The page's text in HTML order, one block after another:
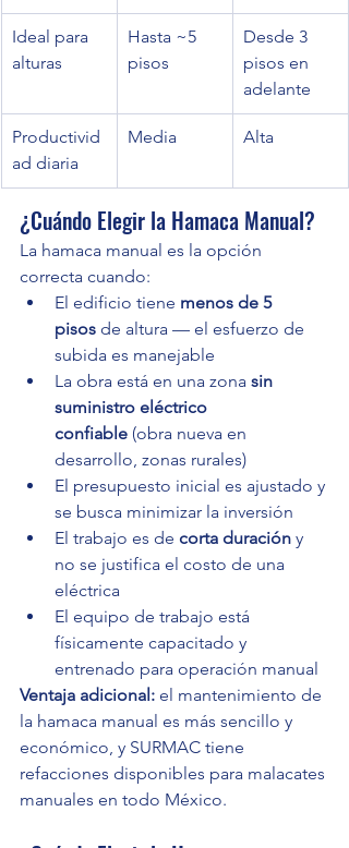
Ideal para
alturas
Hasta ~5
pisos
Desde 3
pisos en
adelante
Productivid
ad diaria
Media Alta
¿Cuándo Elegir la Hamaca Manual?
La hamaca manual es la opción
correcta cuando:
El edificio tiene menos de 5
pisos de altura — el esfuerzo de
subida es manejable
La obra está en una zona sin
suministro eléctrico
confiable (obra nueva en
desarrollo, zonas rurales)
El presupuesto inicial es ajustado y
se busca minimizar la inversión
El trabajo es de corta duración y
no se justifica el costo de una
eléctrica
El equipo de trabajo está
físicamente capacitado y
entrenado para operación manual
Ventaja adicional: el mantenimiento de
la hamaca manual es más sencillo y
económico, y SURMAC tiene
refacciones disponibles para malacates
manuales en todo México.